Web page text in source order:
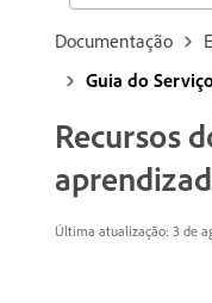
Documentação
Guia do
Recursos
Última atualização: 3 de